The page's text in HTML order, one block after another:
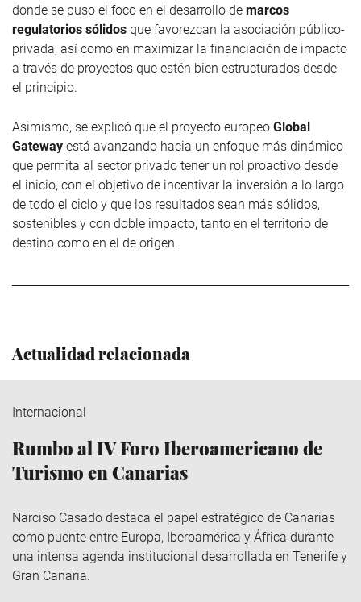
donde se puso el foco en el desarrollo de marcos
regulatorios sólidos que favorezcan la asociación público-
privada, así como en maximizar la financiación de impacto
a través de proyectos que estén bien estructurados desde
el principio.
Asimismo, se explicó que el proyecto europeo Global
Gateway está avanzando hacia un enfoque más dinámico
que permita al sector privado tener un rol proactivo desde
el inicio, con el objetivo de incentivar la inversión a lo largo
de todo el ciclo y que los resultados sean más sólidos,
sostenibles y con doble impacto, tanto en el territorio de
destino como en el de origen.
Actualidad relacionada
Internacional
Rumbo al IV Foro Iberoamericano de
Turismo en Canarias
Narciso Casado destaca el papel estratégico de Canarias
como puente entre Europa, Iberoamérica y África durante
una intensa agenda institucional desarrollada en Tenerife y
Gran Canaria.